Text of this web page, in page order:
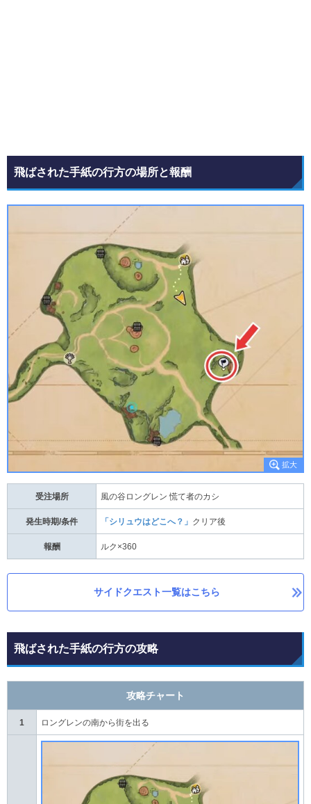
飛ばされた手紙の行方の場所と報酬
受注場所 風の谷ロングレン 慌て者のカシ
発生時期/条件 「シリュウはどこへ？」 クリア後
報酬 ルク×360
サイドクエスト一覧はこちら
飛ばされた手紙の行方の攻略
攻略チャート
1 ロングレンの南から街を出る